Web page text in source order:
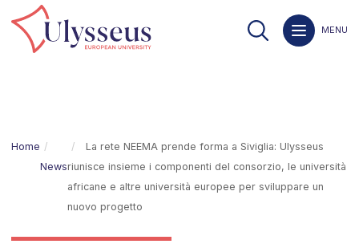
MENU
Home
News
La rete NEEMA prende forma a Siviglia: Ulysseus
riunisce insieme i componenti del consorzio, le università
africane e altre università europee per sviluppare un
nuovo progetto